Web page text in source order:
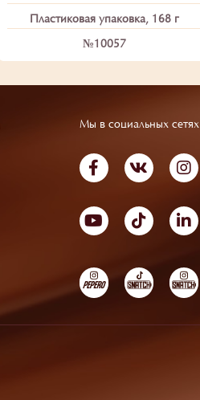
Пластиковая упаковка, 168 г
№10057
Мы в социальных сетях